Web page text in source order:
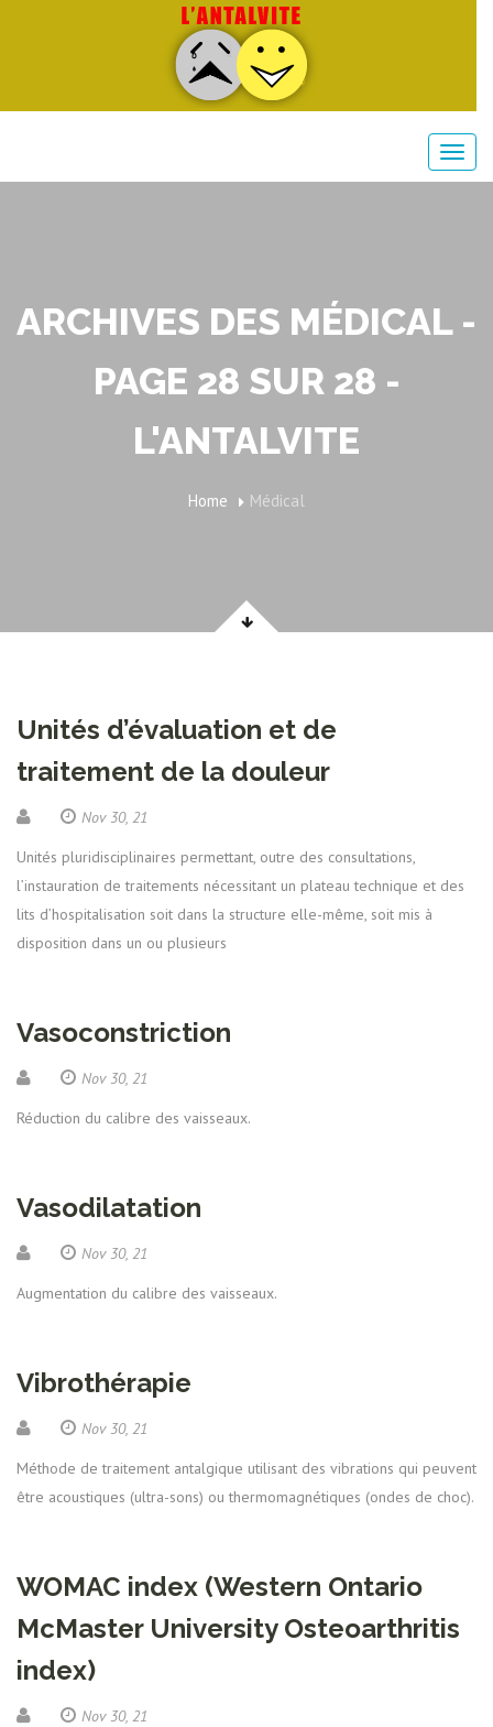
ARCHIVES DES MÉDICAL -
PAGE 28 SUR 28 -
L'ANTALVITE
Home Médical
Unités d’évaluation et de
traitement de la douleur
Nov 30, 21
Unités pluridisciplinaires permettant, outre des consultations,
l’instauration de traitements nécessitant un plateau technique et des
lits d’hospitalisation soit dans la structure elle-même, soit mis à
disposition dans un ou plusieurs
Vasoconstriction
Nov 30, 21
Réduction du calibre des vaisseaux.
Vasodilatation
Nov 30, 21
Augmentation du calibre des vaisseaux.
Vibrothérapie
Nov 30, 21
Méthode de traitement antalgique utilisant des vibrations qui peuvent
être acoustiques (ultra-sons) ou thermomagnétiques (ondes de choc).
WOMAC index (Western Ontario
McMaster University Osteoarthritis
index)
Nov 30, 21